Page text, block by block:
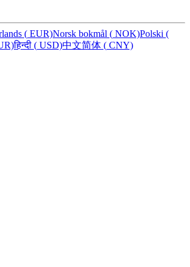
( EUR)Norsk bokmål ( NOK)Polski (
हिन्दी ( USD)中文简体 ( CNY)